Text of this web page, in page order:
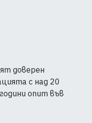
доверен
с над 20
опит във